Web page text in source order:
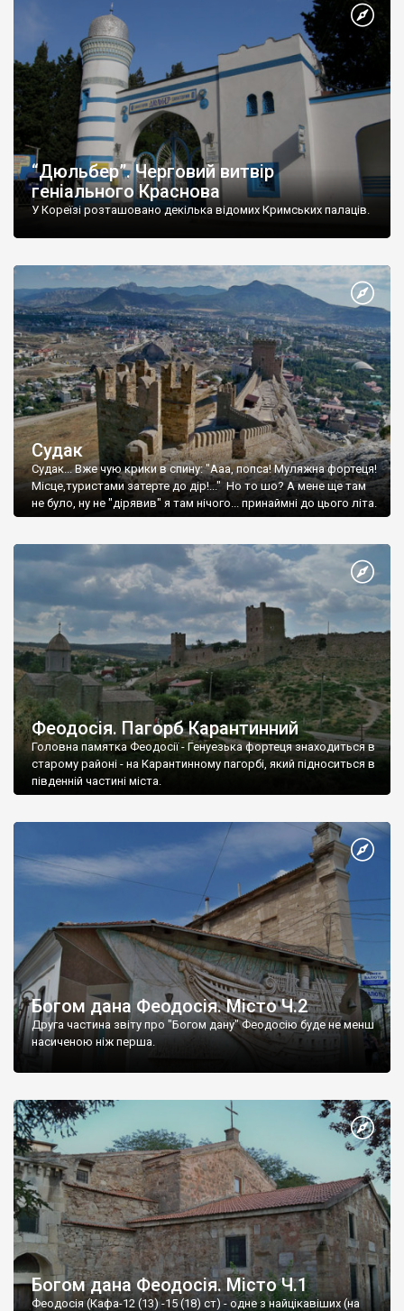
“Дюльбер”. Черговий витвір
геніального Краснова
У Кореїзі розташовано декілька відомих Кримських палаців.
Судак
Судак... Вже чую крики в спину: "Ааа, попса! Муляжна фортеця!
Місце,туристами затерте до дір!..." Но то шо? А мене ще там
не було, ну не "дірявив" я там нічого... принаймні до цього літа.
Феодосія. Пагорб Карантинний
Головна памятка Феодосії - Генуезька фортеця знаходиться в
старому районі - на Карантинному пагорбі, який підноситься в
південній частині міста.
Богом дана Феодосія. Місто Ч.2
Друга частина звіту про "Богом дану" Феодосію буде не менш
насиченою ніж перша.
Богом дана Феодосія. Місто Ч.1
Феодосія (Кафа-12 (13) -15 (18) ст) - одне з найцікавіших (на